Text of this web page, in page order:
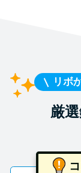
リボ
厳